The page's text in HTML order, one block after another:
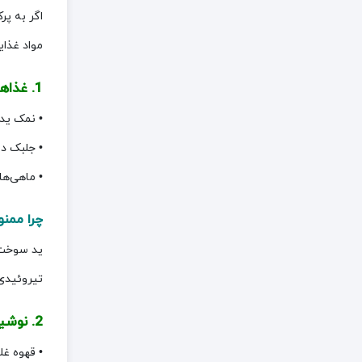
اگر به
مواد غذایی،
1. غذاهای سرشار از ید
• نمک
• جلبک
•
چرا
ید
2. نوشیدنی‌های محرک
• قهوه